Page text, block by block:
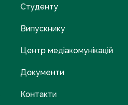
Студенту
Випускнику
Центр медіакомунікацій
Документи
Контакти